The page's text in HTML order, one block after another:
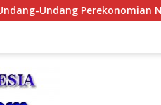
Sosial dalam